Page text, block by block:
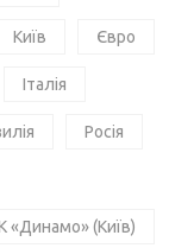
Київ Євро
Італія
Росія
«Динамо» (Київ)